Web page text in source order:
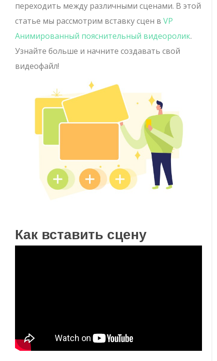
переходить между различными сценами. В этой
статье мы рассмотрим вставку сцен вVP
Анимированный пояснительный видеоролик.
Узнайте больше и начните создавать свой
видеофайл!
Как вставить сцену